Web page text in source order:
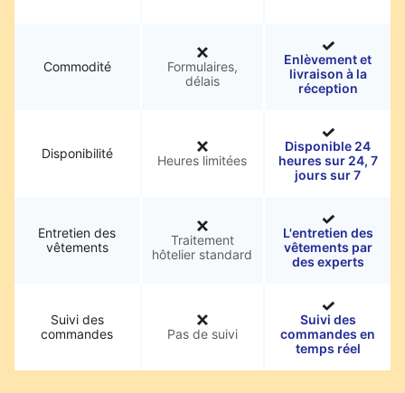
Commodité
Formulaires,
délais
Enlèvement et
livraison à la
réception
Disponibilité Heures limitées
Disponible 24
heures sur 24, 7
jours sur 7
Entretien des
vêtements
Traitement
hôtelier standard
L'entretien des
vêtements par
des experts
Suivi des
commandes
Pas de suivi
Suivi des
commandes en
temps réel